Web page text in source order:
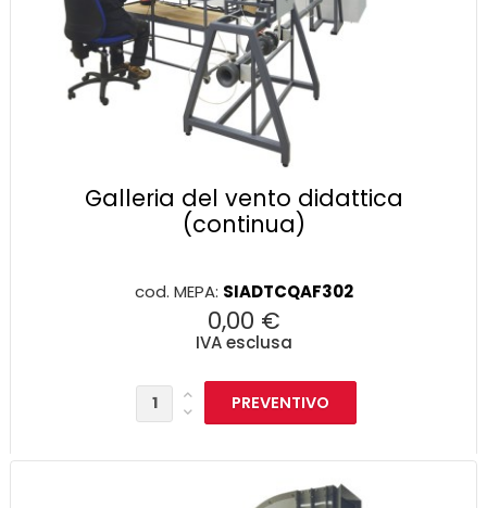
Galleria del vento didattica
(continua)
cod. MEPA: SIADTCQAF302
0,00 €
IVA esclusa